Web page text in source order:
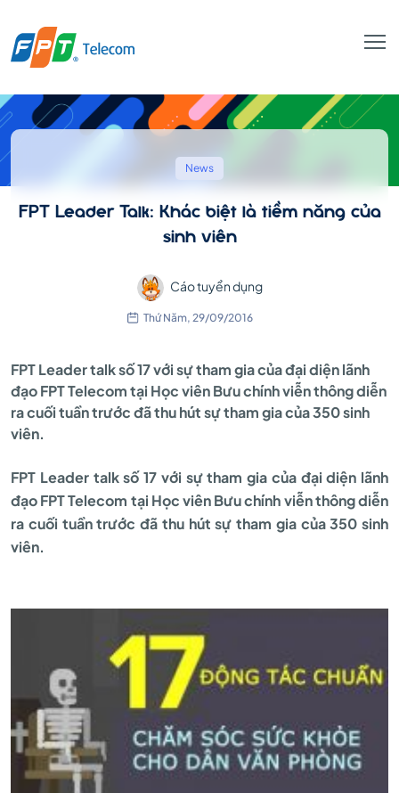
FPT
Leader
biệt
là
tiềm
năng
của
sinh
viên
News
FPT Leader Talk: Khác biệt là tiềm năng của
sinh viên
Cáo tuyển dụng
Thứ Năm, 29/09/2016
FPT Leader talk số 17 với sự tham gia của đại diện lãnh
đạo FPT Telecom tại Học viên Bưu chính viễn thông diễn
ra cuối tuần trước đã thu hút sự tham gia của 350 sinh
viên.
FPT Leader talk số 17 với sự tham gia của đại diện lãnh
đạo FPT Telecom tại Học viên Bưu chính viễn thông diễn
ra cuối tuần trước đã thu hút sự tham gia của 350 sinh
viên.